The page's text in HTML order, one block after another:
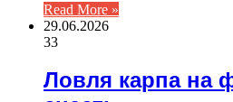
Read More »
29.06.2026
33
Ловля карпа на